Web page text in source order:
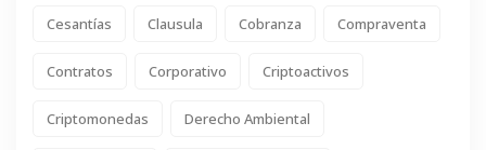
Cesantías Clausula Cobranza Compraventa
Contratos Corporativo Criptoactivos
Criptomonedas Derecho Ambiental